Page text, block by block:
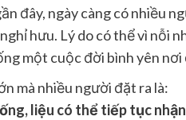
đây, ngày càng có nhiều
hưu. Lý do có thể vì nỗi
một cuộc đời bình yên nơi
mà nhiều người đặt ra là:
liệu có thể tiếp tục